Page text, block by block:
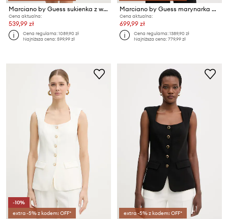
Marciano by Guess sukienka z wiskozą GRETHA
Cena aktualna:
539,99 zł
Cena regularna:1089,90 zł
Najniższa cena:599,99 zł
Marciano by Guess marynarka dwurzędowa damska jeansowa LIAN
Cena aktualna:
699,99 zł
Cena regularna:1389,90 zł
Najniższa cena:779,99 zł
-10%
extra -5% z kodem: OFF*
extra -5% z kodem: OFF*